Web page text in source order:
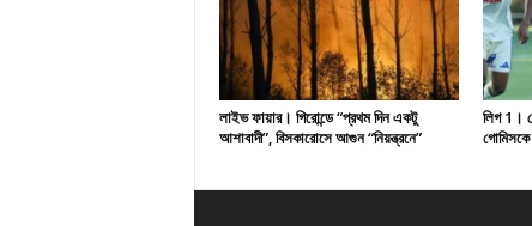
লাইভ ফায়ার। গিরোন্ডে “প্রথম দিন একটু
আশাবাদী”, বিসকারোসে আগুন “নিয়ন্ত্রনে”
লিগ 1।
গোমিসকে